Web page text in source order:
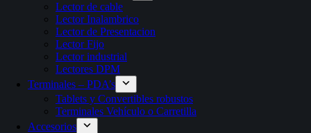
Lector de cable
Lector Inalambrico
Lector de Presentacion
Lector Fijo
Lector industrial
Lectores DPM
Terminales – PDA’s
Tablets y Convertibles robustos
Terminales Vehículo o Carretilla
Accesorios